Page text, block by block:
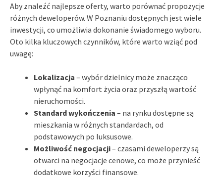
Aby znaleźć najlepsze oferty, warto porównać propozycje
różnych deweloperów. W Poznaniu dostępnych jest wiele
inwestycji, co umożliwia dokonanie świadomego wyboru.
Oto kilka kluczowych czynników, które warto wziąć pod
uwagę:
Lokalizacja – wybór dzielnicy może znacząco
wpłynąć na komfort życia oraz przyszłą wartość
nieruchomości.
Standard wykończenia – na rynku dostępne są
mieszkania w różnych standardach, od
podstawowych po luksusowe.
Możliwość negocjacji– czasami deweloperzy są
otwarci na negocjacje cenowe, co może przynieść
dodatkowe korzyści finansowe.